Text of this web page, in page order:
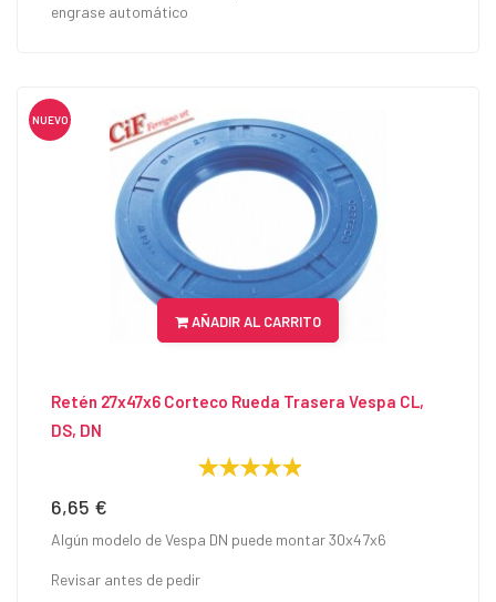
engrase automático
NUEVO
AÑADIR AL CARRITO
Retén 27x47x6 Corteco Rueda Trasera Vespa CL,
DS, DN
Precio
6,65 €
Algún modelo de Vespa DN puede montar 30x47x6
Revisar antes de pedir